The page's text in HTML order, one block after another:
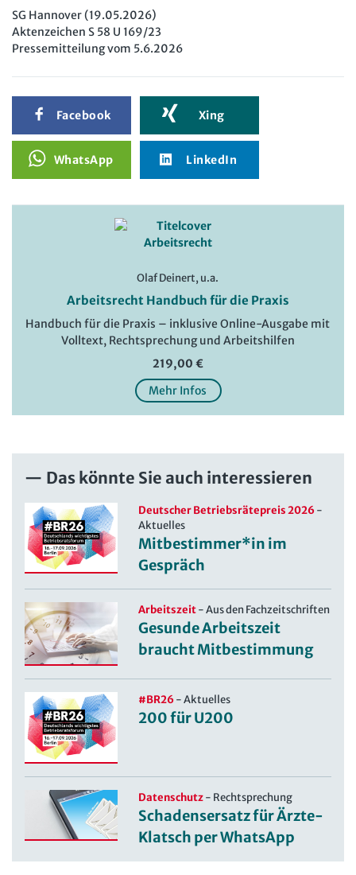
SG Hannover (19.05.2026)
Aktenzeichen S 58 U 169/23
Pressemitteilung vom 5.6.2026
Facebook Xing
WhatsApp LinkedIn
Olaf Deinert, u.a.
Arbeitsrecht Handbuch für die Praxis
Handbuch für die Praxis – inklusive Online-Ausgabe mit
Volltext, Rechtsprechung und Arbeitshilfen
219,00 €
Mehr Infos
Das könnte Sie auch interessieren
Deutscher Betriebsrätepreis 2026-
Aktuelles
Mitbestimmer*in im
Gespräch
Arbeitszeit-Aus den Fachzeitschriften
Gesunde Arbeitszeit
braucht Mitbestimmung
#BR26-Aktuelles
200 für U200
Datenschutz- Rechtsprechung
Schadensersatz für Ärzte-
Klatsch per WhatsApp